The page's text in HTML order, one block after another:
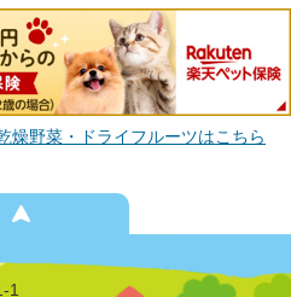
燥野菜・ドライフルーツはこちら
1